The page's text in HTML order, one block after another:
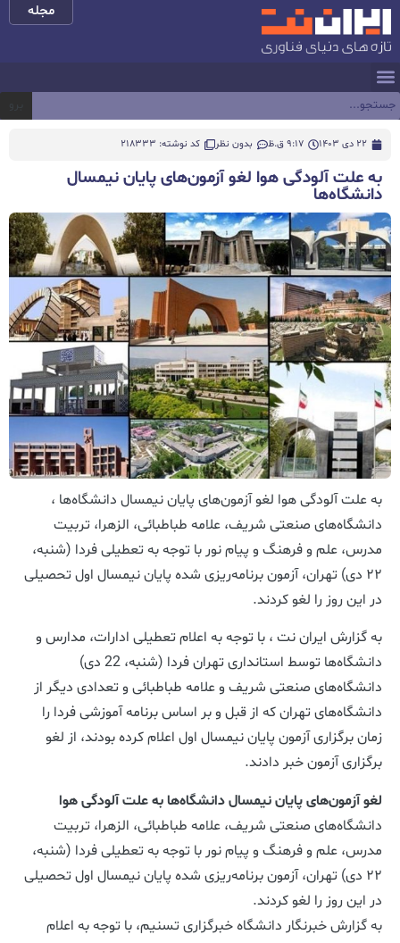
مجله
22 دی 1403 9:17 ق.ظ بدون نظر کد نوشته: 218333
به علت آلودگی هوا لغو آزمون‌های پایان نیمسال
دانشگاه‌ها
به علت آلودگی هوا لغو آزمون‌های پایان نیمسال دانشگاه‌ها ،
دانشگاه‌های صنعتی شریف، علامه طباطبائی، الزهرا، تربیت
مدرس، علم و فرهنگ و پیام نور با توجه به تعطیلی فردا (شنبه،
۲۲ دی) تهران، آزمون برنامه‌ریزی شده پایان نیمسال اول تحصیلی
در این روز را لغو کردند.
به گزارش ایران نت ، با توجه به اعلام تعطیلی ادارات، مدارس و
دانشگاه‌ها توسط استانداری تهران فردا (شنبه، 22 دی)
دانشگاه‌های صنعتی شریف و علامه طباطبائی و تعدادی دیگر از
دانشگاه‌های تهران که از قبل و بر اساس برنامه آموزشی فردا را
زمان برگزاری آزمون‌ پایان نیمسال اول اعلام کرده بودند، از لغو
برگزاری آزمون خبر دادند.
لغو آزمون‌های پایان نیمسال دانشگاه‌ها به علت آلودگی هوا
دانشگاه‌های صنعتی شریف، علامه طباطبائی، الزهرا، تربیت
مدرس، علم و فرهنگ و پیام نور با توجه به تعطیلی فردا (شنبه،
۲۲ دی) تهران، آزمون برنامه‌ریزی شده پایان نیمسال اول تحصیلی
در این روز را لغو کردند.
به گزارش خبرنگار دانشگاه خبرگزاری تسنیم، با توجه به اعلام